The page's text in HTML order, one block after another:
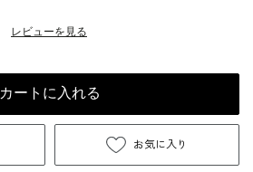
レビューを見る
カートに入れる
お気に入り